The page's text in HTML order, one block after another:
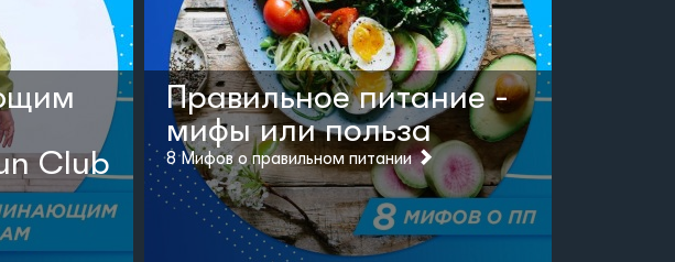
Club
Правильное питание -
мифы или польза
8 Мифов о правильном питании